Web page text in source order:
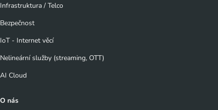
Infrastruktura / Telco
Bezpečnost
IoT - Internet věcí
Nelineární služby (streaming, OTT)
AI Cloud
O nás